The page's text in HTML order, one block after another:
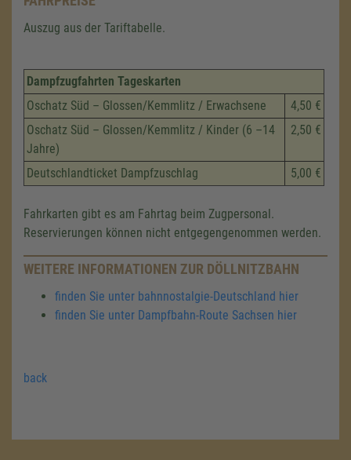
Auszug aus der Tariftabelle.
Dampfzugfahrten Tageskarten
Oschatz Süd – Glossen/Kemmlitz / Erwachsene
4,50 €
Oschatz Süd – Glossen/Kemmlitz / Kinder (6 –14
Jahre)
2,50 €
Deutschlandticket Dampfzuschlag 5,00 €
Fahrkarten gibt es am Fahrtag beim Zugpersonal.
Reservierungen können nicht entgegengenommen werden.
WEITERE INFORMATIONEN ZUR DÖLLNITZBAHN
finden Sie unter bahnnostalgie-Deutschland hier
finden Sie unter Dampfbahn-Route Sachsen hier
back